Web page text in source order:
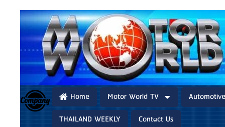
Home Motor World TV
THAILAND WEEKLY
Contact Us